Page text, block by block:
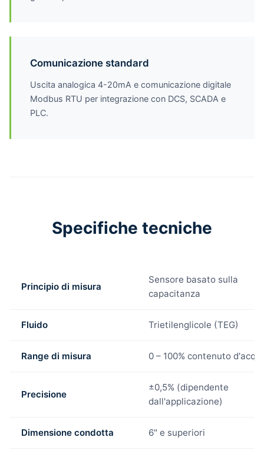
Comunicazione standard
Uscita analogica 4-20mA e comunicazione digitale
Modbus RTU per integrazione con DCS, SCADA e
PLC.
Specifiche tecniche
Principio di misura
Sensore basato sulla
capacitanza
Fluido Trietilenglicole (TEG)
Range di misura 0 – 100% contenuto
Precisione
±0,5% (dipendente
dall'applicazione)
Dimensione condotta 6" e superiori